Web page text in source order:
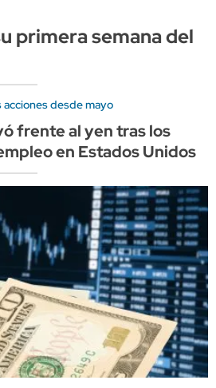
primera semana del
acciones desde mayo
frente al yen tras los
en Estados Unidos